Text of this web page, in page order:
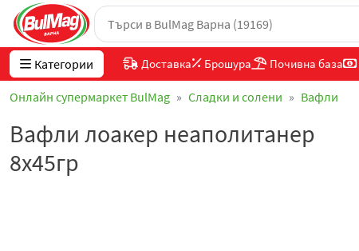
Категории Доставка Брошура Почивна база
Онлайн супермаркет BulMag Сладки и солени Вафли
Вафли лоакер неаполитанер
8х45гр